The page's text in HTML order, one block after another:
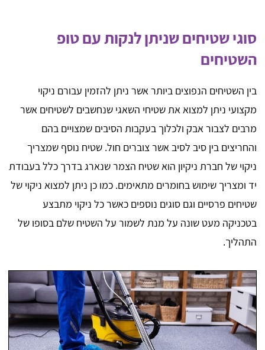
סוגי שטיחים שניתן לנקות עם טופ
השטיחים
בין השטיחים הנפוצים ביותר אשר ניתן להזמין עבורם ניקוי
מקצועי ניתן למצוא את שטיחי השאגי שנחשבים לשטיחים אשר
מרבים לצבור אבק ולכלוך בעקבות הסיבים שמצויים בהם
והחריצים בין סיב לסיב אשר צוברים חול. שטיח נוסף שמצריך
ניקוי של חברת ניקיון הוא שטיח הצמר שנארג בדרך כלל בעבודת
יד ומצריך שימוש בחומרים מתאימים. כמו כן ניתן למצוא ניקוי של
שטיחים פרסיים וגם סוגים נוספים כאשר כל ניקוי מתבצע
בטכניקה מעט שונה על מנת לשמור על השטיח שלם בסופו של
התהליך.